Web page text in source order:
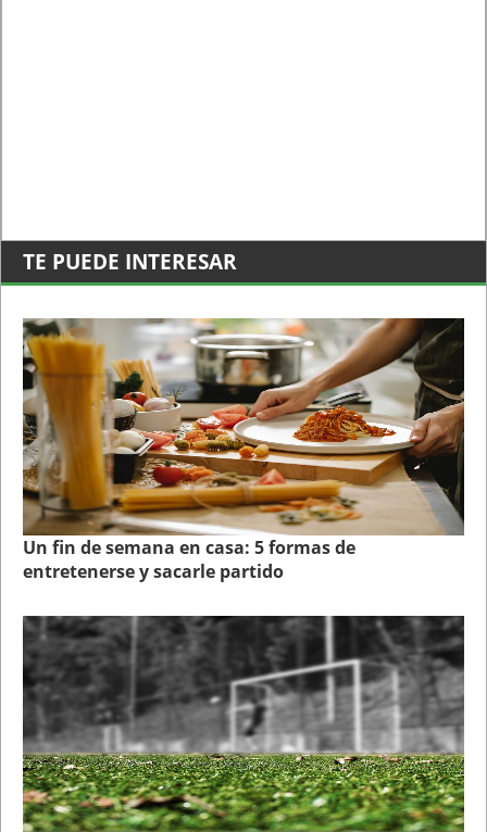
TE PUEDE INTERESAR
Un fin de semana en casa: 5 formas de
entretenerse y sacarle partido